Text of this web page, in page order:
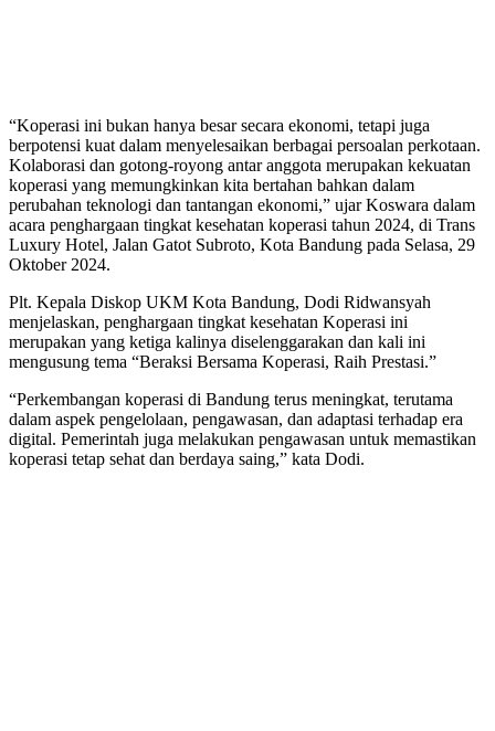
“Koperasi ini bukan hanya besar secara ekonomi, tetapi juga
berpotensi kuat dalam menyelesaikan berbagai persoalan perkotaan.
Kolaborasi dan gotong-royong antar anggota merupakan kekuatan
koperasi yang memungkinkan kita bertahan bahkan dalam
perubahan teknologi dan tantangan ekonomi,” ujar Koswara dalam
acara penghargaan tingkat kesehatan koperasi tahun 2024, di Trans
Luxury Hotel, Jalan Gatot Subroto, Kota Bandung pada Selasa, 29
Oktober 2024.
Plt. Kepala Diskop UKM Kota Bandung, Dodi Ridwansyah
menjelaskan, penghargaan tingkat kesehatan Koperasi ini
merupakan yang ketiga kalinya diselenggarakan dan kali ini
mengusung tema “Beraksi Bersama Koperasi, Raih Prestasi.”
“Perkembangan koperasi di Bandung terus meningkat, terutama
dalam aspek pengelolaan, pengawasan, dan adaptasi terhadap era
digital. Pemerintah juga melakukan pengawasan untuk memastikan
koperasi tetap sehat dan berdaya saing,” kata Dodi.